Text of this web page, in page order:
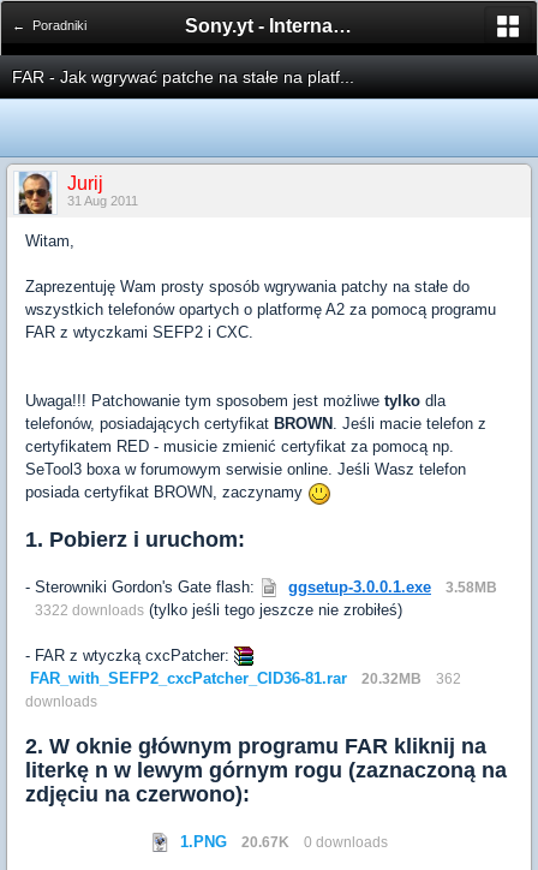
← Poradniki Sony.yt - International Sony Forum
FAR - Jak wgrywać patche na stałe na platf...
Jurij
31 Aug 2011
Witam,
Zaprezentuję Wam prosty sposób wgrywania patchy na stałe do
wszystkich telefonów opartych o platformę A2 za pomocą programu
FAR z wtyczkami SEFP2 i CXC.
Uwaga!!! Patchowanie tym sposobem jest możliwe tylko dla
telefonów, posiadających certyfikat BROWN . Jeśli macie telefon z
certyfikatem RED - musicie zmienić certyfikat za pomocą np.
SeTool3 boxa w forumowym serwisie online. Jeśli Wasz telefon
posiada certyfikat BROWN, zaczynamy
1. Pobierz i uruchom:
- Sterowniki Gordon's Gate flash: ggsetup-3.0.0.1.exe
3.58MB
3322 downloads (tylko jeśli tego jeszcze nie zrobiłeś)
- FAR z wtyczką cxcPatcher:
FAR_with_SEFP2_cxcPatcher_CID36-81.rar
20.32MB
362
downloads
2. W oknie głównym programu FAR kliknij na
literkę n w lewym górnym rogu (zaznaczoną na
zdjęciu na czerwono):
1.PNG 20.67K 0 downloads